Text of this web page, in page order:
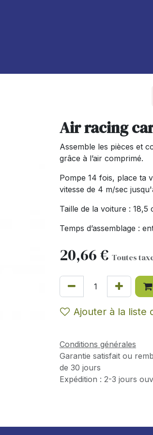
Air racing
Assemble les pièces et
grâce à l’air comprimé.
Pompe 14 fois, place ta
vitesse de 4 m/sec
Taille de la voiture : 18,5
Temps d’assemblage :
20,66€ Toutes
Ajouter à la liste
Conditions générales
Garantie satisfait ou
de 30 jours
Expédition : 2-3 jours